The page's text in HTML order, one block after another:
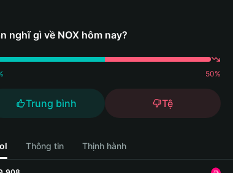
nghĩ gì về NOX hôm nay?
50%
Trung bình Tệ
Thông tin Thịnh hành